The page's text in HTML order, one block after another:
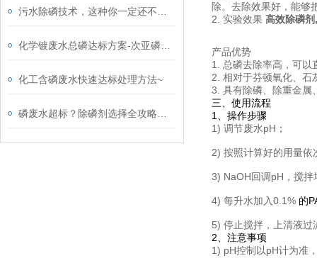
化工含磷废水快速达标处理方法~
除。去除效果好，能够
2. 实验效果 高效除磷
产品优势
1. 总磷去除率高，可以
2. 相对于芬顿氧化、石
3. 具有除磷、除重金属
三、使用流程
1、操作步骤
1) 调节废水pH；
2) 按照计算好的用量
3) NaOH回调pH，搅拌
4) 每升水加入0.1% 的
5) 停止搅拌，上清液过
2、注意事项
1) pH控制以pH计为准